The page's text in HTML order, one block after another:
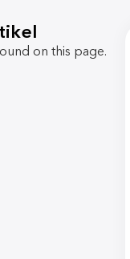
on this page.